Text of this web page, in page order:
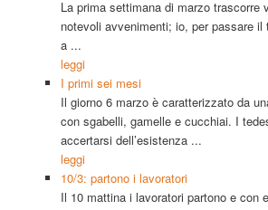
La prima settimana di marzo trascorre
notevoli avvenimenti; io, per passare il
a ...
leggi
I primi sei mesi
Il giorno 6 marzo è caratterizzato da
con sgabelli, gamelle e cucchiai. I
accertarsi dell’esistenza ...
leggi
10/3: partono i lavoratori
Il 10 mattina i lavoratori partono e con